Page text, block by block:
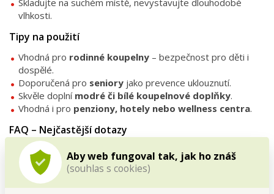
Aby web fungoval tak, jak ho znáš
(souhlas s cookies)
Skladujte na suchém místě, nevystavujte dlouhodobé
vlhkosti.
Tipy na použití
Vhodná pro rodinné koupelny – bezpečnost pro děti i
dospělé.
Doporučená pro seniory jako prevence uklouznutí.
Skvěle doplní modré či bílé koupelnové doplňky.
Vhodná i pro penziony, hotely nebo wellness centra.
FAQ – Nejčastější dotazy
1. Pasuje i do menší sprchové vaničky?
Ano, rozměr 70 × 39 cm je univerzální a vhodný i pro většinu
sprchových koutů.